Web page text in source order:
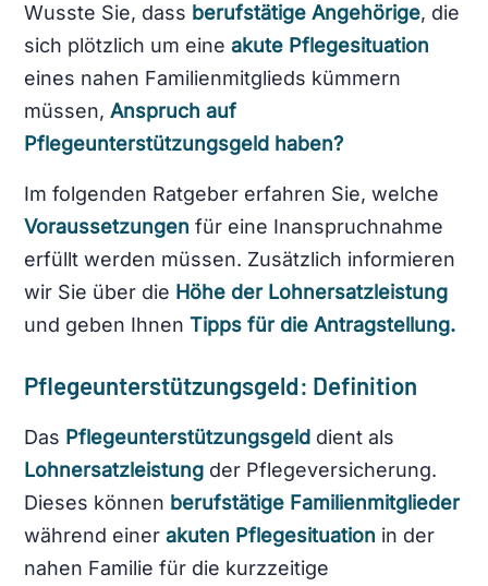
Wusste Sie, dass berufstätige Angehörige, die
sich plötzlich um eineakute Pflegesituation
eines nahen Familienmitglieds kümmern
müssen,Anspruch auf
Pflegeunterstützungsgeld haben?
Im folgenden Ratgeber erfahren Sie, welche
Voraussetzungen für eine Inanspruchnahme
erfüllt werden müssen. Zusätzlich informieren
wir Sie über die Höhe der Lohnersatzleistung
und geben IhnenTipps für die Antragstellung.
Pflegeunterstützungsgeld: Definition
Das Pflegeunterstützungsgeld dient als
Lohnersatzleistung der Pflegeversicherung.
Dieses können berufstätige Familienmitglieder
während einerakuten Pflegesituation in der
nahen Familie für die kurzzeitige